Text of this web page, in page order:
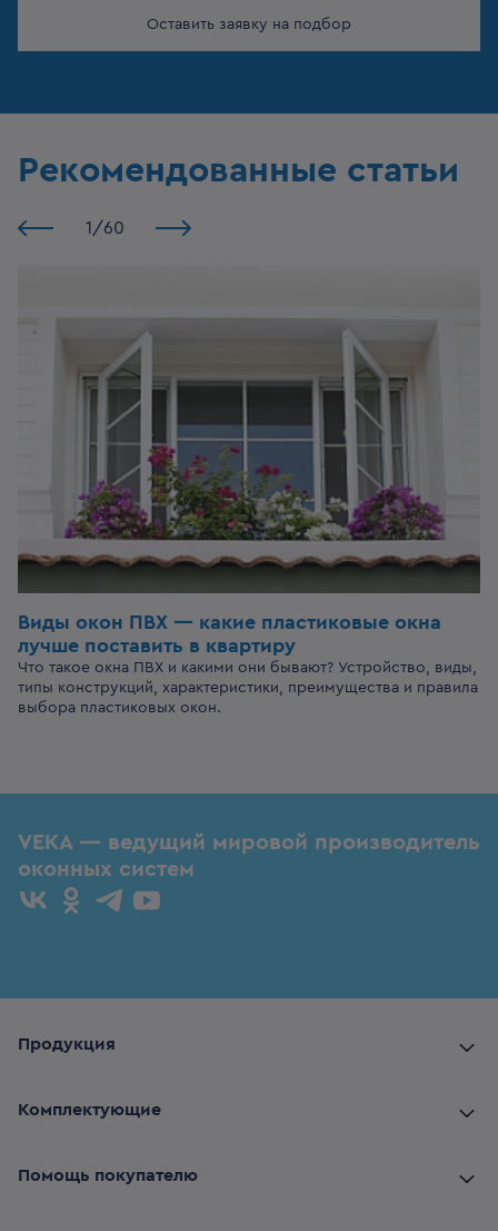
Оставить заявку на подбор
Рекомендованные статьи
1 /60
Виды окон ПВХ — какие пластиковые окна
лучше поставить в квартиру
Что такое окна ПВХ и какими они бывают? Устройство, виды,
типы конструкций, характеристики, преимущества и правила
выбора пластиковых окон.
VEKA — ведущий мировой производитель
оконных систем
Продукция
Комплектующие
Помощь покупателю